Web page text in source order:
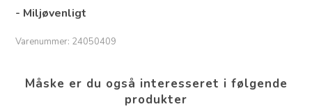
- Miljøvenligt
Varenummer: 24050409
Måske er du også interesseret i følgende
produkter